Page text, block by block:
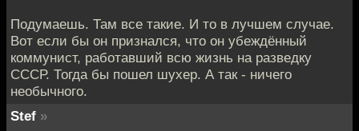
Подумаешь. Там все такие. И то в лучшем случае.
Вот если бы он признался, что он убеждённый
коммунист, работавший всю жизнь на разведку
СССР. Тогда бы пошел шухер. А так - ничего
необычного.
Stef »